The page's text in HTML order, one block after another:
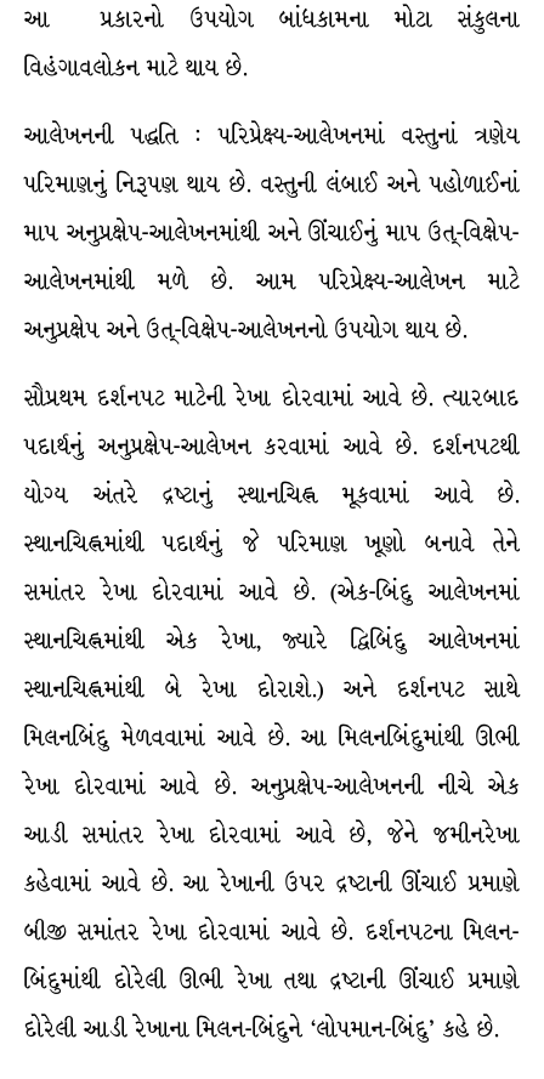
આ પ્રકારનો ઉપયોગ બાંધકામના મોટા સંકુલના
વિહંગાવલોકન માટે થાય છે.
આલેખનની પદ્ધતિ : પરિપ્રેક્ષ્ય-આલેખનમાં વસ્તુનાં ત્રણેય
પરિમાણનું નિરૂપણ થાય છે. વસ્તુની લંબાઈ અને પહોળાઈનાં
માપ અનુપ્રક્ષેપ-આલેખનમાંથી અને ઊંચાઈનું માપ ઉત્-વિક્ષેપ-
આલેખનમાંથી મળે છે. આમ પરિપ્રેક્ષ્ય-આલેખન માટે
અનુપ્રક્ષેપ અને ઉત્-વિક્ષેપ-આલેખનનો ઉપયોગ થાય છે.
સૌપ્રથમ દર્શનપટ માટેની રેખા દોરવામાં આવે છે. ત્યારબાદ
પદાર્થનું અનુપ્રક્ષેપ-આલેખન કરવામાં આવે છે. દર્શનપટથી
યોગ્ય અંતરે દ્રષ્ટાનું સ્થાનચિહ્ન મૂકવામાં આવે છે.
સ્થાનચિહ્નમાંથી પદાર્થનું જે પરિમાણ ખૂણો બનાવે તેને
સમાંતર રેખા દોરવામાં આવે છે. (એક-બિંદુ આલેખનમાં
સ્થાનચિહ્નમાંથી એક રેખા, જ્યારે દ્વિબિંદુ આલેખનમાં
સ્થાનચિહ્નમાંથી બે રેખા દોરાશે.) અને દર્શનપટ સાથે
મિલનબિંદુ મેળવવામાં આવે છે. આ મિલનબિંદુમાંથી ઊભી
રેખા દોરવામાં આવે છે. અનુપ્રક્ષેપ-આલેખનની નીચે એક
આડી સમાંતર રેખા દોરવામાં આવે છે, જેને જમીનરેખા
કહેવામાં આવે છે. આ રેખાની ઉપર દ્રષ્ટાની ઊંચાઈ પ્રમાણે
બીજી સમાંતર રેખા દોરવામાં આવે છે. દર્શનપટના મિલન-
બિંદુમાંથી દોરેલી ઊભી રેખા તથા દ્રષ્ટાની ઊંચાઈ પ્રમાણે
દોરેલી આડી રેખાના મિલન-બિંદુને ‘લોપમાન-બિંદુ’ કહે છે.